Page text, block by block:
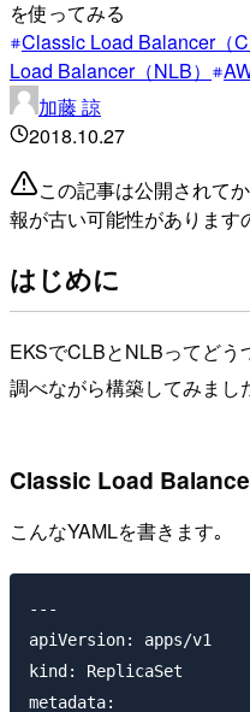
を使ってみる
Classic Load Balancer（
Load Balancer（NLB）
加藤 諒
2018.10.27
この記事は公開されて
報が古い可能性があります
はじめに
EKSでCLBとNLBってど
調べながら構築してみまし
Classic Load
こんなYAMLを書きます｡
---
apiVersion: apps/v1
kind: ReplicaSet
metadata: